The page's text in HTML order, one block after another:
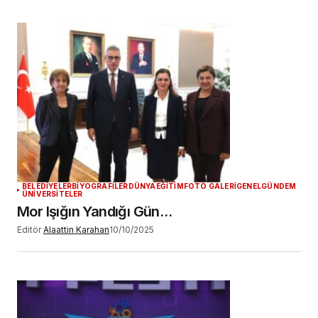
BELEDİYELERBİYOGRAFİLERDÜNYA EĞİTİMFOTO GALERİGENELGÜNDEM
ÜNİVERSİTELER
Mor Işığın Yandığı Gün…
Editör Alaattin Karahan10/10/2025